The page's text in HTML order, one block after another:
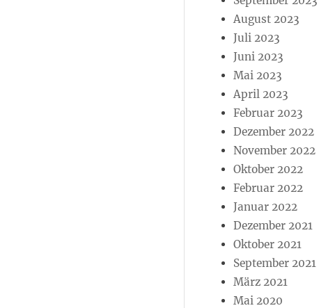
August 2023
Juli 2023
Juni 2023
Mai 2023
April 2023
Februar 2023
Dezember 2022
November 2022
Oktober 2022
Februar 2022
Januar 2022
Dezember 2021
Oktober 2021
September 2021
März 2021
Mai 2020